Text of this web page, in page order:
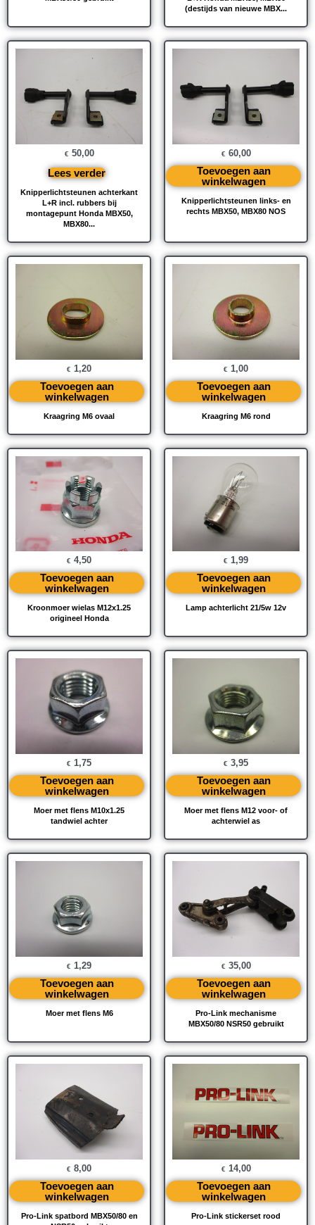
(destijds van nieuwe MBX...
Knipperlichtsteunen achterkant
L+R incl. rubbers bij
montagepunt Honda MBX50,
MBX80...
€ 50,00
Lees verder
Knipperlichtsteunen links- en
rechts MBX50, MBX80 NOS
€ 60,00
Toevoegen aan
winkelwagen
Kraagring M6 ovaal
€ 1,20
Toevoegen aan
winkelwagen
Kraagring M6 rond
€ 1,00
Toevoegen aan
winkelwagen
Kroonmoer wielas M12x1.25
origineel Honda
€ 4,50
Toevoegen aan
winkelwagen
Lamp achterlicht 21/5w 12v
€ 1,99
Toevoegen aan
winkelwagen
Moer met flens M10x1.25
tandwiel achter
€ 1,75
Toevoegen aan
winkelwagen
Moer met flens M12 voor- of
achterwiel as
€ 3,95
Toevoegen aan
winkelwagen
Moer met flens M6
€ 1,29
Toevoegen aan
winkelwagen
Pro-Link mechanisme
MBX50/80 NSR50 gebruikt
€ 35,00
Toevoegen aan
winkelwagen
Pro-Link spatbord MBX50/80 en
€ 8,00
Toevoegen aan
winkelwagen
Pro-Link stickerset rood
€ 14,00
Toevoegen aan
winkelwagen